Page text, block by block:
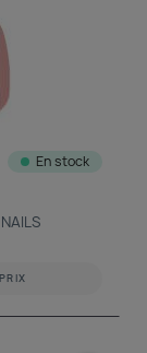
En stock